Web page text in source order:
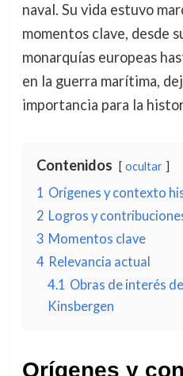
naval. Su vida estuvo
momentos clave, desde
monarquías europeas
en la guerra marítima,
importancia para la
Contenidos ocultar
1 Orígenes y contexto
2 Logros y
3 Momentos clave
4 Relevancia actual
4.1 Obras de interés
Kinsbergen
Orígenes y